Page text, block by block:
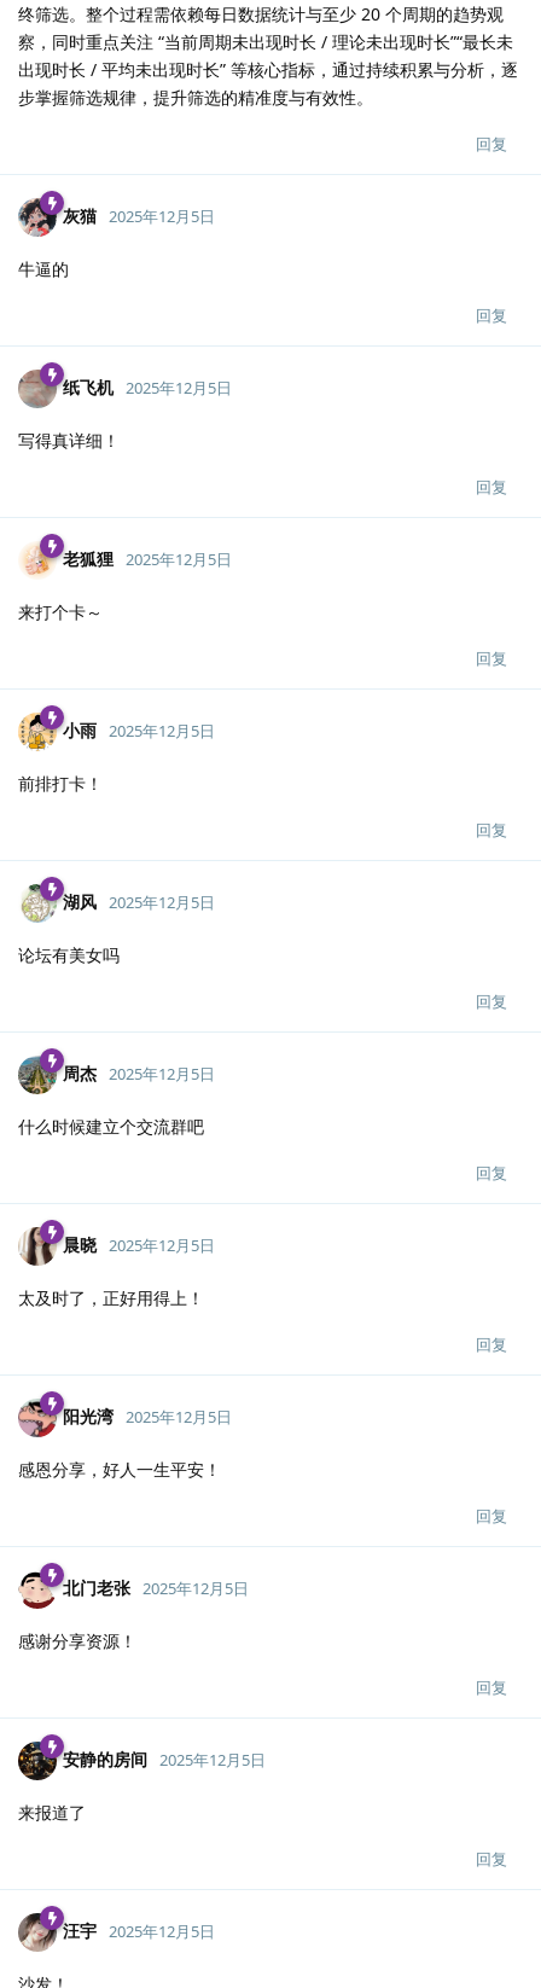
终筛选。整个过程需依赖每日数据统计与至少 20 个周期的趋势观
察，同时重点关注 “当前周期未出现时长 / 理论未出现时长”“最长未
出现时长 / 平均未出现时长” 等核心指标，通过持续积累与分析，逐
步掌握筛选规律，提升筛选的精准度与有效性。​
回复
灰猫 2025年12月5日
牛逼的
回复
纸飞机 2025年12月5日
写得真详细！
回复
老狐狸 2025年12月5日
来打个卡～
回复
小雨 2025年12月5日
前排打卡！
回复
湖风 2025年12月5日
论坛有美女吗
回复
周杰 2025年12月5日
什么时候建立个交流群吧
回复
晨晓 2025年12月5日
太及时了，正好用得上！
回复
阳光湾 2025年12月5日
感恩分享，好人一生平安！
回复
北门老张 2025年12月5日
感谢分享资源！
回复
安静的房间 2025年12月5日
来报道了
回复
汪宇 2025年12月5日